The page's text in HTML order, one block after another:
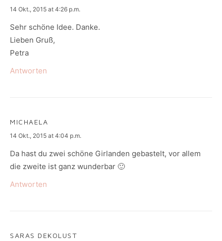
says:
14 Okt., 2015 at 4:26 p.m.
Sehr schöne Idee. Danke.
Lieben Gruß,
Petra
Antworten
MICHAELA
says:
14 Okt., 2015 at 4:04 p.m.
Da hast du zwei schöne Girlanden gebastelt, vor allem
die zweite ist ganz wunderbar 🙂
Antworten
SARAS DEKOLUST